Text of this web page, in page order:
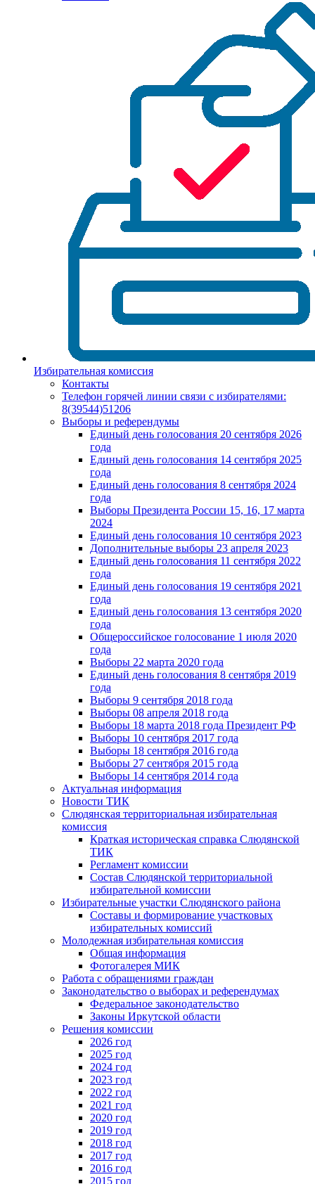
Избирательная комиссия
Контакты
Телефон горячей линии связи с избирателями:
8(39544)51206
Выборы и референдумы
Единый день голосования 20 сентября 2026
года
Единый день голосования 14 сентября 2025
года
Единый день голосования 8 сентября 2024
года
Выборы Президента России 15, 16, 17 марта
2024
Единый день голосования 10 сентября 2023
Дополнительные выборы 23 апреля 2023
Единый день голосования 11 сентября 2022
года
Единый день голосования 19 сентября 2021
года
Единый день голосования 13 сентября 2020
года
Общероссийское голосование 1 июля 2020
года
Выборы 22 марта 2020 года
Единый день голосования 8 сентября 2019
года
Выборы 9 сентября 2018 года
Выборы 08 апреля 2018 года
Выборы 18 марта 2018 года Президент РФ
Выборы 10 сентября 2017 года
Выборы 18 сентября 2016 года
Выборы 27 сентября 2015 года
Выборы 14 сентября 2014 года
Актуальная информация
Новости ТИК
Слюдянская территориальная избирательная
комиссия
Краткая историческая справка Слюдянской
ТИК
Регламент комиссии
Состав Слюдянской территориальной
избирательной комиссии
Избирательные участки Слюдянского района
Составы и формирование участковых
избирательных комиссий
Молодежная избирательная комиссия
Общая информация
Фотогалерея МИК
Работа с обращениями граждан
Законодательство о выборах и референдумах
Федеральное законодательство
Законы Иркутской области
Решения комиссии
2026 год
2025 год
2024 год
2023 год
2022 год
2021 год
2020 год
2019 год
2018 год
2017 год
2016 год
2015 год